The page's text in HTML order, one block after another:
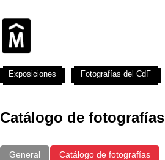
Catálogo de fotografías
General Catálogo de fotografías
Exposiciones Fotografías del CdF